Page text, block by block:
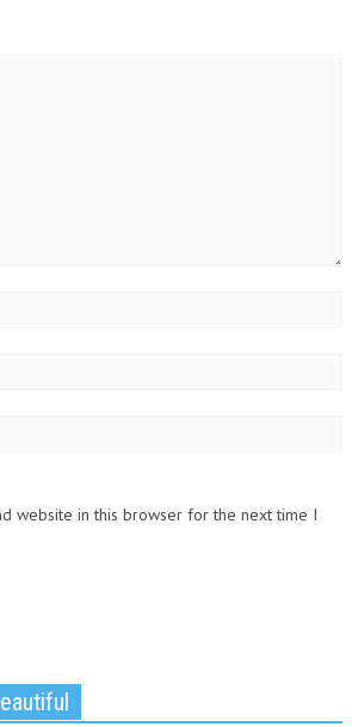
website in this browser for the next time I